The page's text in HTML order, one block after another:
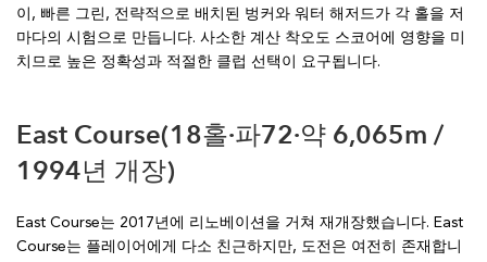
이, 빠른 그린, 전략적으로 배치된 벙커와 워터 해저드가 각 홀을 저
마다의 시험으로 만듭니다. 사소한 계산 착오도 스코어에 영향을 미
치므로 높은 정확성과 적절한 클럽 선택이 요구됩니다.
East Course(18홀·파72·약 6,065m /
1994년 개장)
East Course는 2017년에 리노베이션을 거쳐 재개장했습니다. East
Course는 플레이어에게 다소 친근하지만, 도전은 여전히 존재합니